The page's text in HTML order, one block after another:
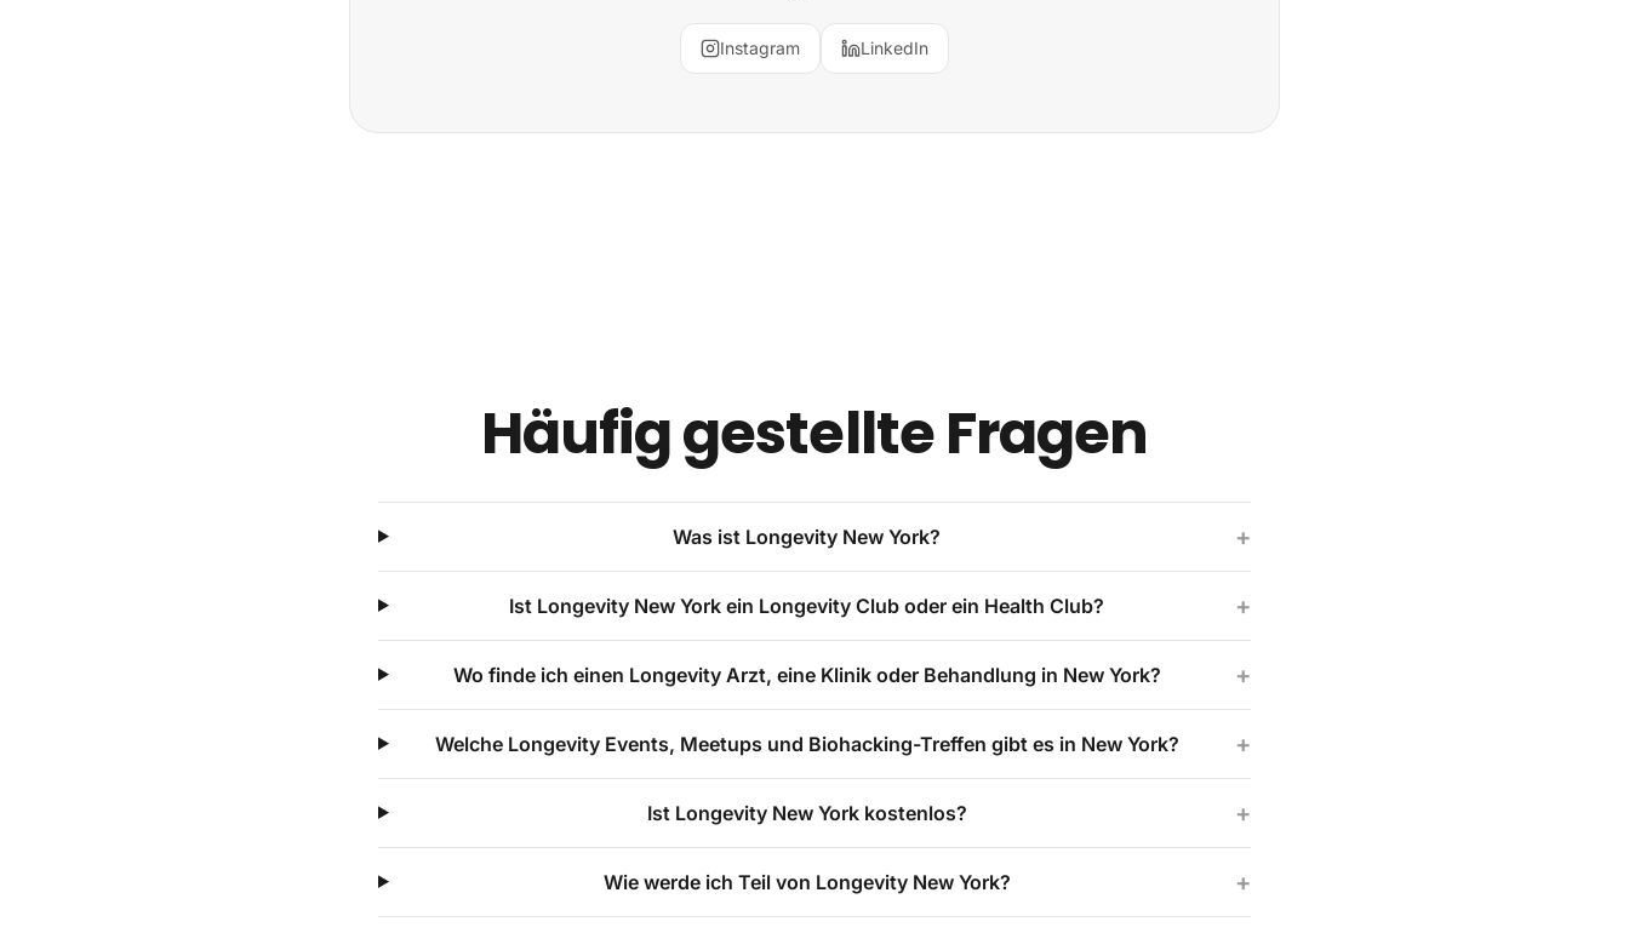
Instagram LinkedIn
Häufig gestellte Fragen
Was ist Longevity New York? +
Ist Longevity New York ein Longevity Club oder ein Health Club? +
Wo finde ich einen Longevity Arzt, eine Klinik oder Behandlung in New York? +
Welche Longevity Events, Meetups und Biohacking-Treffen gibt es in New York? +
Ist Longevity New York kostenlos? +
Wie werde ich Teil von Longevity New York? +